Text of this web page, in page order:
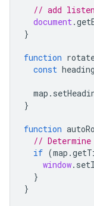
// add
document.
}
function
const heading
map .
}
function
//
if (map .
window.
}
}